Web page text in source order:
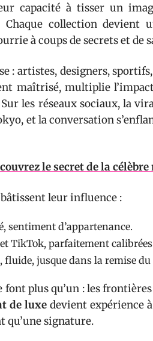
capacité à tisser un
Chaque collection devient
à coups de secrets et de
: artistes, designers,
maîtrisé, multiplie
les réseaux sociaux, la
et la conversation
le secret de la célèbre
leur influence :
sentiment d’appartenance.
et TikTok, parfaitement
fluide, jusque dans la remise
font plus qu’un : les
de luxe devient expérience
qu’une signature.